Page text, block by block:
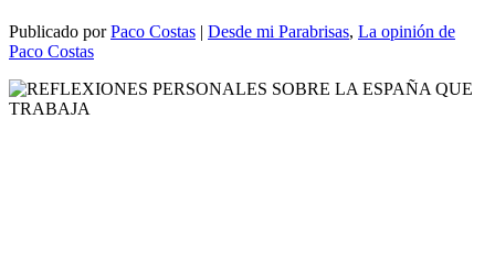
Publicado porPaco Costas | Desde mi Parabrisas, La opinión de
Paco Costas